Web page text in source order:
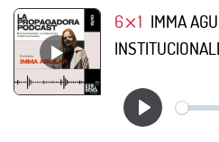
6⨯1 IMMA